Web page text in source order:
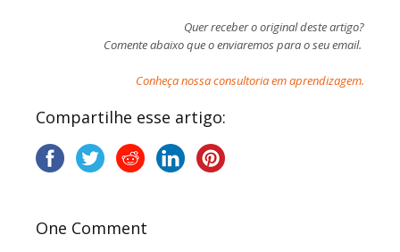
Quer receber o original deste artigo?
Comente abaixo que o enviaremos para o seu email.
Conheça nossa consultoria em aprendizagem.
Compartilhe esse artigo:
One Comment